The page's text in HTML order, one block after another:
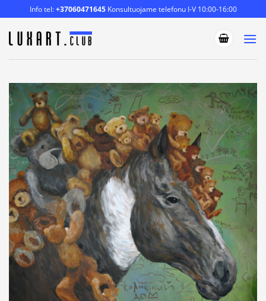
to
content
Info tel:+37060471645Konsultuojame telefonu I-V 10:00-16:00